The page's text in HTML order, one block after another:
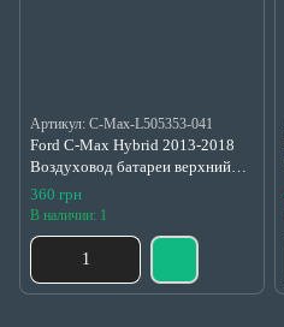
Артикул: C-Max-L505353-041
Ford C-Max Hybrid 2013-2018
Воздуховод батареи верхний
левый оригинал б/у FM5Z-
19B680-B
360 грн
В наличии: 1